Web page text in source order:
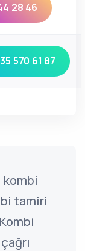
28 46
570 61 87
tamiri